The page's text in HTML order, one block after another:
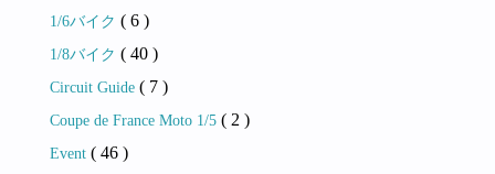
1/6バイク ( 6 )
1/8バイク ( 40 )
Circuit Guide ( 7 )
Coupe de France Moto 1/5 ( 2 )
Event ( 46 )